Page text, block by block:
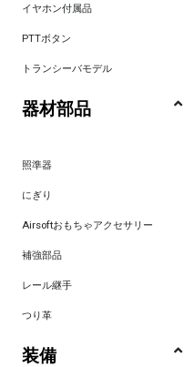
イヤホン付属品
PTTボタン
トランシーバモデル
器材部品
照準器
にぎり
Airsoftおもちゃアクセサリー
補強部品
レール継手
つり革
装備